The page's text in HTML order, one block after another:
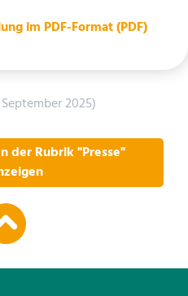
im PDF-Format(PDF)
2025)
der Rubrik "Presse"